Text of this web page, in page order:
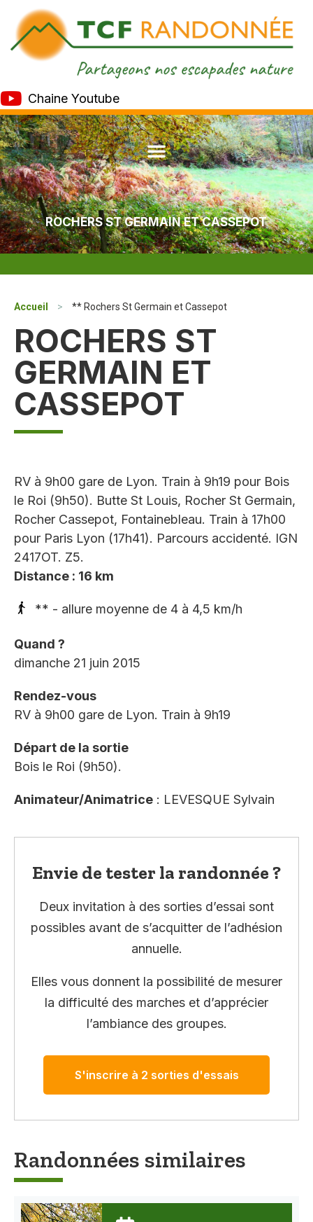
Chaine Youtube
ROCHERS ST GERMAIN ET CASSEPOT
Accueil > ** Rochers St Germain et Cassepot
ROCHERS ST
GERMAIN ET
CASSEPOT
RV à 9h00 gare de Lyon. Train à 9h19 pour Bois
le Roi (9h50). Butte St Louis, Rocher St Germain,
Rocher Cassepot, Fontainebleau. Train à 17h00
pour Paris Lyon (17h41). Parcours accidenté. IGN
2417OT. Z5.
Distance : 16 km
** - allure moyenne de 4 à 4,5 km/h
Quand ?
dimanche 21 juin 2015
Rendez-vous
RV à 9h00 gare de Lyon. Train à 9h19
Départ de la sortie
Bois le Roi (9h50).
Animateur/Animatrice : LEVESQUE Sylvain
Envie de tester la randonnée ?
Deux invitation à des sorties d’essai sont
possibles avant de s’acquitter de l’adhésion
annuelle.
Elles vous donnent la possibilité de mesurer
la difficulté des marches et d’apprécier
l’ambiance des groupes.
S'inscrire à 2 sorties d'essais
Randonnées similaires